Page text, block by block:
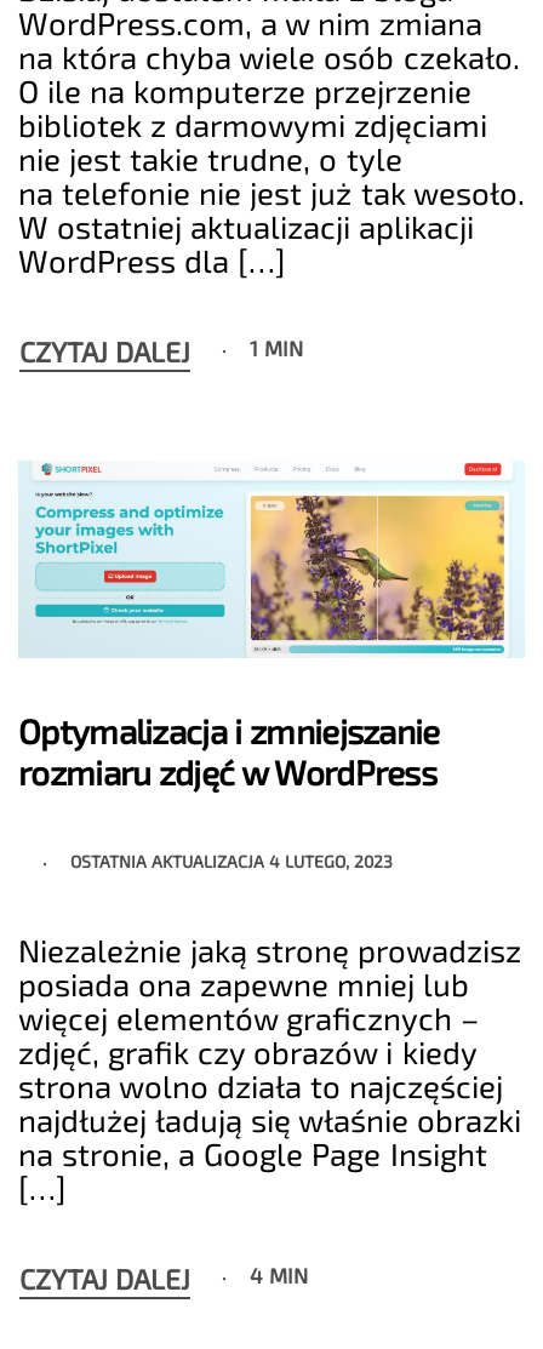
WordPress.com, a w nim zmiana
na która chyba wiele osób czekało.
O ile na komputerze przejrzenie
bibliotek z darmowymi zdjęciami
nie jest takie trudne, o tyle
na telefonie nie jest już tak wesoło.
W ostatniej aktualizacji aplikacji
WordPress dla […]
CZYTAJ DALEJ 1 MIN
Optymalizacja i zmniejszanie
rozmiaru zdjęć w WordPress
OSTATNIA AKTUALIZACJA4 LUTEGO, 2023
Niezależnie jaką stronę prowadzisz
posiada ona zapewne mniej lub
więcej elementów graficznych –
zdjęć, grafik czy obrazów i kiedy
strona wolno działa to najczęściej
najdłużej ładują się właśnie obrazki
na stronie, a Google Page Insight
[…]
CZYTAJ DALEJ 4 MIN